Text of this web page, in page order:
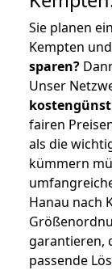
Sie planen
Kempten
sparen?
Unser
fairen
als die
kümmern
Hanau nach
garantieren,
passende